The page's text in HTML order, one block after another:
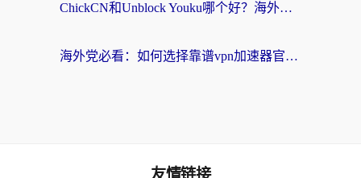
ChickCN和Unblock Youku哪个好？海外党亲测4款热门回国加速器，附避坑指南
海外党必看：如何选择靠谱vpn加速器官网？轻松解决国内APP地区限制